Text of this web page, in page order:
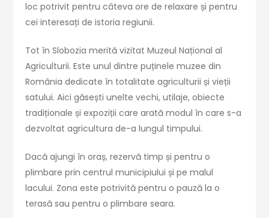
loc potrivit pentru câteva ore de relaxare și pentru
cei interesați de istoria regiunii.
Tot în Slobozia merită vizitat Muzeul Național al
Agriculturii. Este unul dintre puținele muzee din
România dedicate în totalitate agriculturii și vieții
satului. Aici găsești unelte vechi, utilaje, obiecte
tradiționale și expoziții care arată modul în care s-a
dezvoltat agricultura de-a lungul timpului.
Dacă ajungi în oraș, rezervă timp și pentru o
plimbare prin centrul municipiului și pe malul
lacului. Zona este potrivită pentru o pauză la o
terasă sau pentru o plimbare seara.